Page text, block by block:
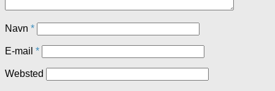
Navn *
E-mail *
Websted